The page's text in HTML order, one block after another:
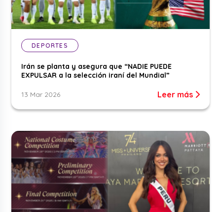
DEPORTES
Irán se planta y asegura que “NADIE PUEDE
EXPULSAR a la selección iraní del Mundial”
13 Mar 2026 Leer más